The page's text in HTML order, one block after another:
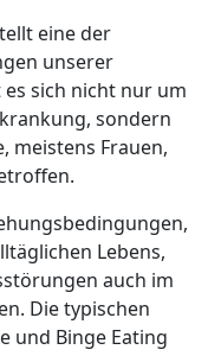
eine der
unserer
sich nicht nur um
sondern
meistens Frauen,
Lebens,
auch im
Die typischen
und Binge Eating